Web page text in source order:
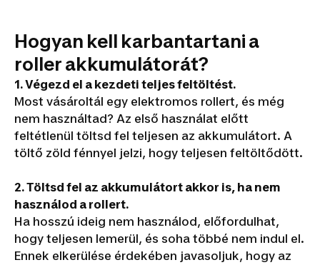
Hogyan kell karbantartani a
roller akkumulátorát?
1.Végezd el a kezdeti teljes feltöltést.
Most vásároltál egy elektromos rollert, és még
nem használtad? Az első használat előtt
feltétlenül töltsd fel teljesen az akkumulátort. A
töltő zöld fénnyel jelzi, hogy teljesen feltöltődött.
2.Töltsd fel az akkumulátort akkor is, ha nem
használod a rollert.
Ha hosszú ideig nem használod, előfordulhat,
hogy teljesen lemerül, és soha többé nem indul el.
Ennek elkerülése érdekében javasoljuk, hogy az